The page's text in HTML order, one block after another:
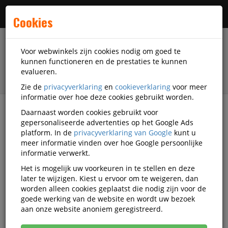
Alle categorieën
Vacatures bij DiscountOffice
Vacatures
DiscountOffice.nlis een
Cookies
Voor webwinkels zijn cookies nodig om goed te
kunnen functioneren en de prestaties te kunnen
evalueren.
Zie de privacyverklaring en cookieverklaring voor meer
informatie over hoe deze cookies gebruikt worden.
Daarnaast worden cookies gebruikt voor
gepersonaliseerde advertenties op het Google Ads
platform. In de privacyverklaring van Google kunt u
meer informatie vinden over hoe Google persoonlijke
informatie verwerkt.
Het is mogelijk uw voorkeuren in te stellen en deze
later te wijzigen. Kiest u ervoor om te weigeren, dan
worden alleen cookies geplaatst die nodig zijn voor de
goede werking van de website en wordt uw bezoek
aan onze website anoniem geregistreerd.